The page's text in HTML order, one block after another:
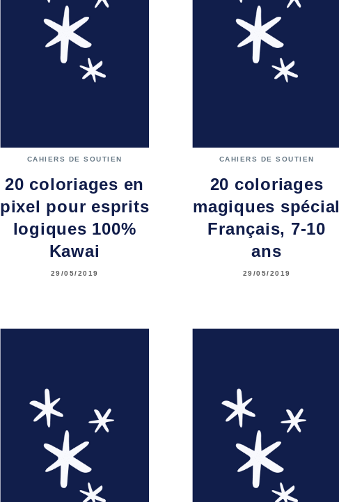
CAHIERS DE SOUTIEN
20 coloriages en
pixel pour esprits
logiques 100%
Kawai
29/05/2019
CAHIERS DE SOUTIEN
20 coloriages
magiques spécial
Français, 7-10
ans
29/05/2019